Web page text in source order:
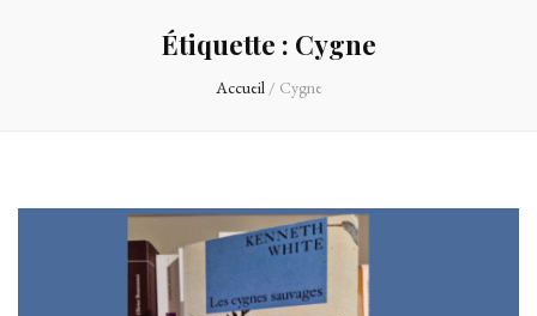
Étiquette : Cygne
Accueil / Cygne